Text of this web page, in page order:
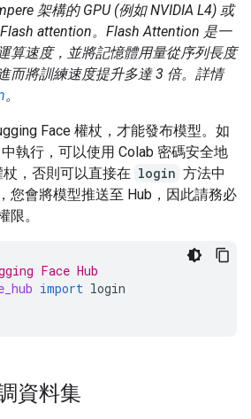
架構的 GPU (例如 NVIDIA L4) 或
attention。Flash Attention 是一
算速度，並將記憶體用量從序列長度
而將訓練速度提升多達 3 倍。詳情
。
Face 權杖，才能發布模型。如
執行，可以使用 Colab 密碼安全地
，否則可以直接在 login 方法中
您會將模型推送至 Hub，因此請務必
限。
Face Hub
import login
資料集